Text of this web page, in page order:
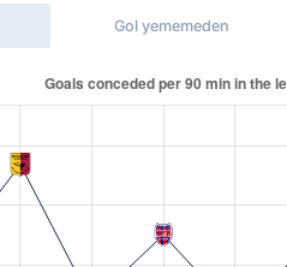
Gol yememeden